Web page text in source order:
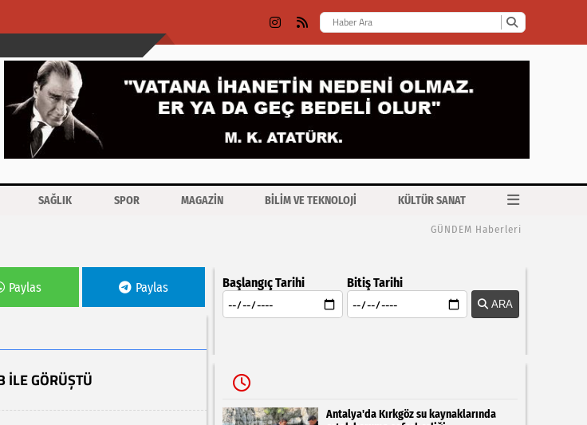
SAĞLIK SPOR MAGAZİN BİLİM VE TEKNOLOJİ KÜLTÜR SANAT
GÜNDEM Haberleri
Paylas Paylas
ILE GÖRÜŞTÜ
Başlangıç Tarihi Bitiş Tarihi
ARA
Antalya'da Kırkgöz su kaynaklarında